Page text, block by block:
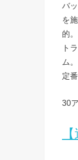
バ
を
的。
ト
ム。
定
30